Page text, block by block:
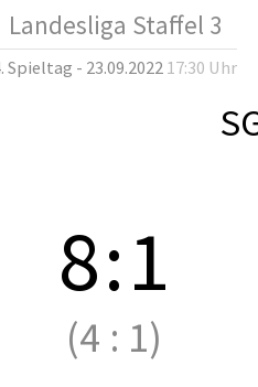
Landesliga Staffel 3
Spieltag - 23.09.2022 17:30 Uhr
8:1
(4 : 1)